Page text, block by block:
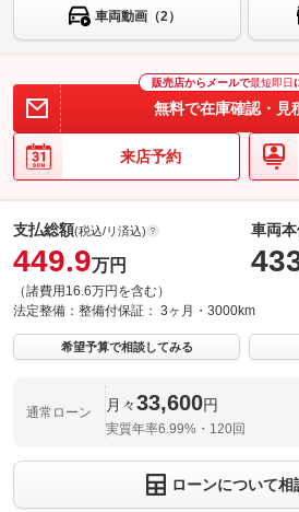
車両動画（2）
販売店からメールで最短即日
無料で在庫確認・見
来店予約
支払総額(税込/リ済込)
449.9万円
（諸費用16.6万円を含む）
車両
法定整備： 整備付保証： 3ヶ月・3000km
希望予算で相談してみる
通常ローン 月々33,600円
実質年率6.99%・120回
ローンについて相